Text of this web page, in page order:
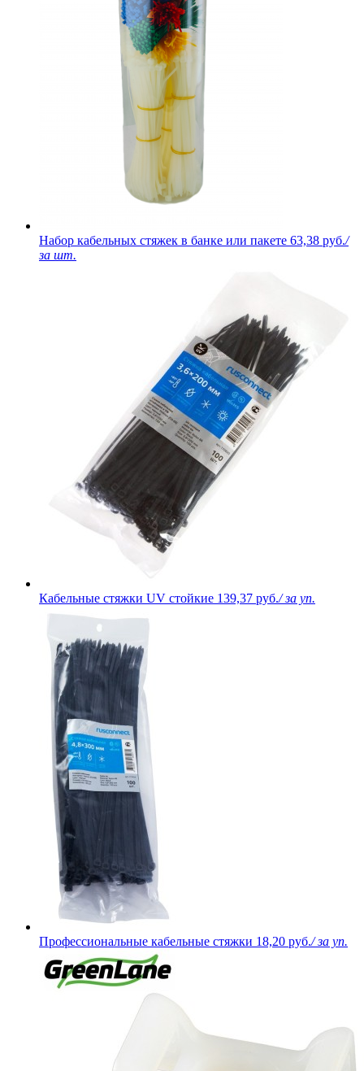
Набор кабельных стяжек в банке или пакете 63,38 руб./
за шт.
Кабельные стяжки UV стойкие 139,37 руб./ за уп.
Профессиональные кабельные стяжки 18,20 руб./ за уп.